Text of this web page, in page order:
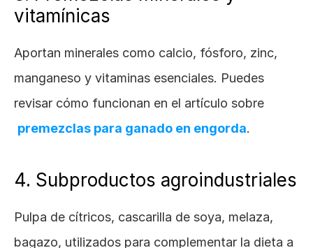
vitamínicas
Aportan minerales como calcio, fósforo, zinc,
manganeso y vitaminas esenciales. Puedes
revisar cómo funcionan en el artículo sobre
premezclas para ganado en engorda.
4. Subproductos agroindustriales
Pulpa de cítricos, cascarilla de soya, melaza,
bagazo, utilizados para complementar la dieta a